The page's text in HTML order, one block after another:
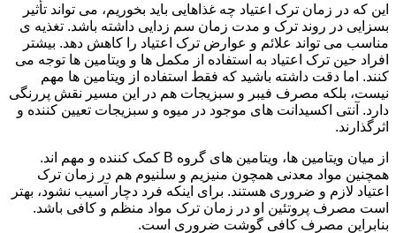
این که در زمان ترک اعتیاد چه غذاهایی باید بخوریم، می تواند تأثیر
بسزایی در روند ترک و مدت زمان سم زدایی داشته باشد. تغذیه ی
مناسب می تواند علائم و عوارض ترک اعتیاد را کاهش دهد. بیشتر
افراد حین ترک اعتیاد به استفاده از مکمل ها و ویتامین ها توجه می
کنند. اما دقت داشته باشید که فقط استفاده از ویتامین ها مهم
نیست، بلکه مصرف فیبر و سبزیجات هم در این مسیر نقش پررنگی
دارد. آنتی اکسیدانت های موجود در میوه و سبزیجات تعیین کننده و
اثرگذارند.
از میان ویتامین ها، ویتامین های گروه B کمک کننده و مهم اند.
همچنین مواد معدنی همچون منیزیم و سلنیوم هم در زمان ترک
اعتیاد لازم و ضروری هستند. برای اینکه فرد دچار آسیب نشود، بهتر
است مصرف پروتئین او در زمان ترک مواد منظم و کافی باشد.
بنابراین مصرف کافی گوشت ضروری است.